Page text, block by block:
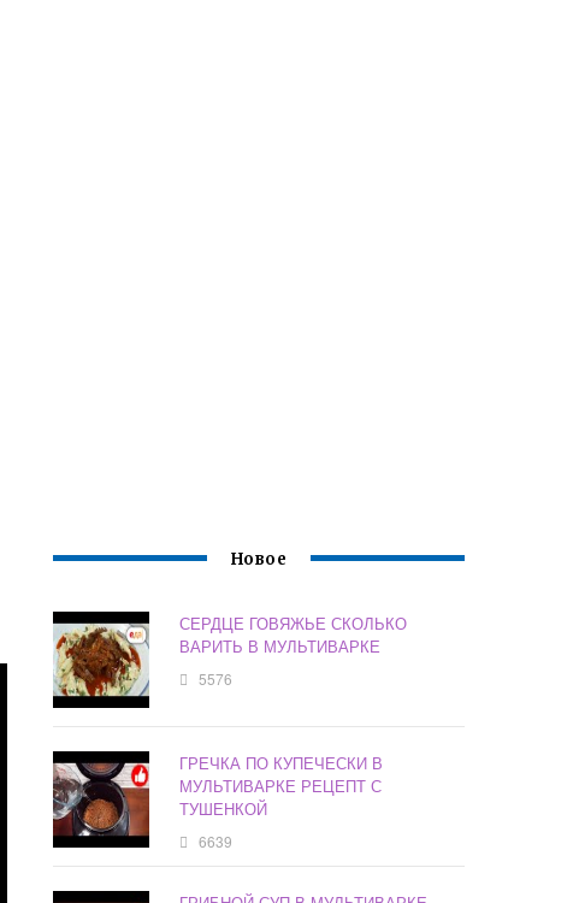
Новое
СЕРДЦЕ ГОВЯЖЬЕ СКОЛЬКО
ВАРИТЬ В МУЛЬТИВАРКЕ
5576
ГРЕЧКА ПО КУПЕЧЕСКИ В
МУЛЬТИВАРКЕ РЕЦЕПТ С
ТУШЕНКОЙ
6639